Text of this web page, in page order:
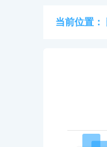
当前位置：